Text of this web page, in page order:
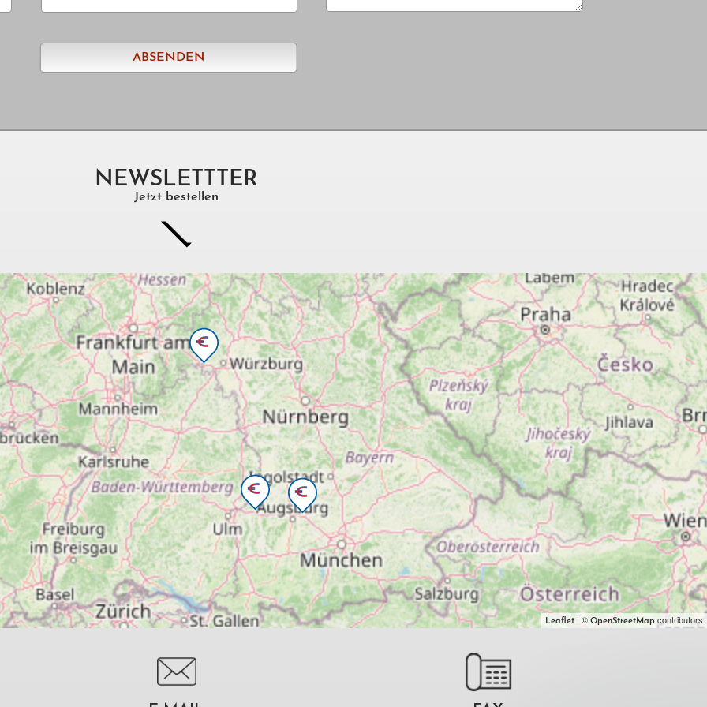
ABSENDEN
NEWSLETTTER
Jetzt bestellen
Leaflet | © OpenStreetMap contributors